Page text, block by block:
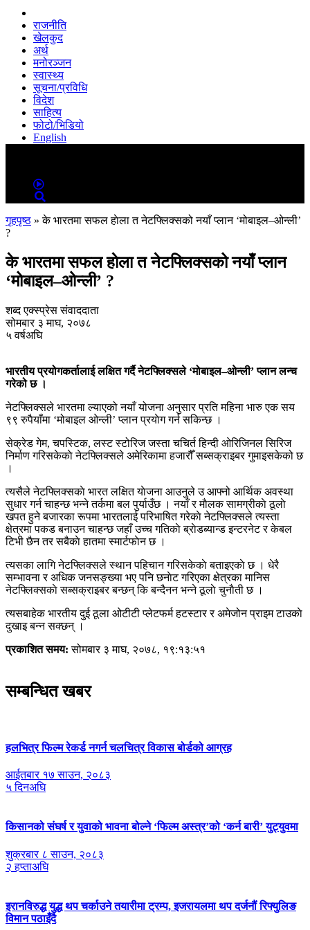
राजनीति
खेलकुद
अर्थ
मनोरञ्जन
स्वास्थ्य
सूचना/प्रविधि
विदेश
साहित्य
फोटो/भिडियो
English
गृहपृष्ठ »के भारतमा सफल हाेला त नेटफ्लिक्सको नयाँ प्लान ‘मोबाइल–ओन्ली’
?
के भारतमा सफल हाेला त नेटफ्लिक्सको नयाँ प्लान
‘मोबाइल–ओन्ली’ ?
शब्द एक्स्प्रेस संवाददाता
सोमबार ३ माघ, २०७८
५ वर्षअघि
भारतीय प्रयोगकर्तालाई लक्षित गर्दै नेटफ्लिक्सले ‘मोबाइल–ओन्ली’ प्लान लन्च
गरेको छ ।
नेटफ्लिक्सले भारतमा ल्याएको नयाँ योजना अनुसार प्रति महिना भारु एक सय
९९ रुपैयाँमा ‘मोबाइल ओन्ली’ प्लान प्रयाेग गर्न सकिन्छ ।
सेक्रेड गेम, चपस्टिक, लस्ट स्टोरिज जस्ता चचिर्त हिन्दी ओरिजिनल सिरिज
निर्माण गरिसकेकाे नेटफ्लिक्सले अमेरिकामा हजारौँ सब्सक्राइबर गुमाइसकेको छ
।
त्यसैले नेटफ्लिक्सकाे भारत लक्षित याेजना आउनुले उ आफ्नो आर्थिक अवस्था
सुधार गर्न चाहन्छ भन्ने तर्कमा बल पुर्याउँछ । नयाँ र माैलक सामग्रीकाे ठूलाे
खपत हुने बजारका रूपमा भारतलाई परिभाषित गरेकाे नेटफ्लिक्सले त्यस्ता
क्षेत्रमा पकड बनाउन चाहन्छ जहाँ उच्च गतिकाे ब्राेडब्यान्ड इन्टरनेट र केबल
टिभी छैन तर सबैकाे हातमा स्मार्टफाेन छ ।
त्यसका लागि नेटफ्लिक्सले स्थान पहिचान गरिसकेकाे बताइएकाे छ । धेरै
सम्भावना र अधिक जनसङ्ख्या भए पनि छनाेट गरिएका क्षेत्रका मानिस
नेटफ्लिक्सकाे सब्सक्राइबर बन्छन् कि बन्दैनन भन्ने ठूलाे चुनाैती छ ।
त्यसबाहेक भारतीय दुई ठूला ओटीटी प्लेटफर्म हटस्टार र अमेजोन प्राइम टाउकाे
दुखाइ बन्न सक्छन् ।
प्रकाशित समय: सोमबार ३ माघ, २०७८, १९:१३:५१
सम्बन्धित खबर
हलभित्र फिल्म रेकर्ड नगर्न चलचित्र विकास बोर्डको आग्रह
आईतबार १७ साउन, २०८३
५ दिनअघि
किसानको संघर्ष र युवाको भावना बोल्ने ‘फिल्म अस्त्र’को ‘कर्न बारी’ युट्युवमा
शुक्रबार ८ साउन, २०८३
२ हप्ताअघि
इरानविरुद्ध युद्ध थप चर्काउने तयारीमा ट्रम्प, इजरायलमा थप दर्जनौं रिफ्युलिङ
विमान पठाइँदै